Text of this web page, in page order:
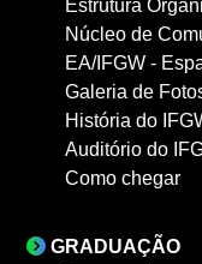
Estrutura
Núcleo de
EA/IFGW -
Galeria de
História do
Auditório do
Como chegar
GRADUAÇÃO